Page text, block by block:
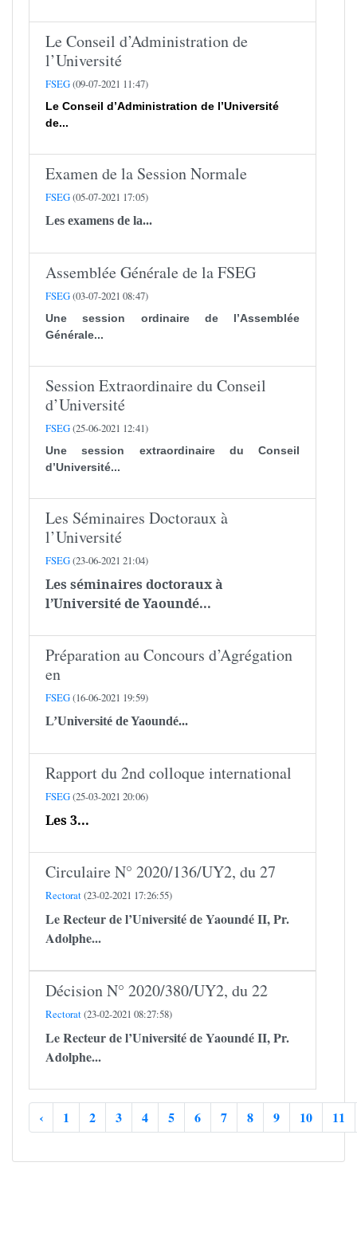
Le Conseil d’Administration de
l’Université
FSEG(09-07-2021 11:47)
Le Conseil d’Administration de l’Université
de...
Examen de la Session Normale
FSEG(05-07-2021 17:05)
Les examens de la...
Assemblée Générale de la FSEG
FSEG(03-07-2021 08:47)
Une session ordinaire de l’Assemblée
Générale...
Session Extraordinaire du Conseil
d’Université
FSEG(25-06-2021 12:41)
Une session extraordinaire du Conseil
d’Université...
Les Séminaires Doctoraux à
l’Université
FSEG(23-06-2021 21:04)
Les séminaires doctoraux à
l’Université de Yaoundé...
Préparation au Concours d’Agrégation
en
FSEG(16-06-2021 19:59)
L’Université de Yaoundé...
Rapport du 2nd colloque international
FSEG(25-03-2021 20:06)
Les 3...
Circulaire N° 2020/136/UY2, du 27
Rectorat(23-02-2021 17:26:55)
Le Recteur de l’Université de Yaoundé II,Pr.
Adolphe...
Décision N° 2020/380/UY2, du 22
Rectorat(23-02-2021 08:27:58)
Le Recteur de l’Université de Yaoundé II,Pr.
Adolphe...
‹ 1 2 3 4 5 6 7 8 9 10 11